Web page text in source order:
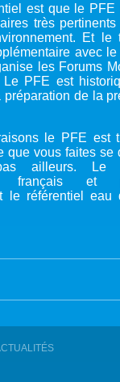
est que le PFE
très
Et le
avec
les Forums
PFE est
préparation de la
le PFE est
que vous faites se
ailleurs. Le
français et
le référentiel